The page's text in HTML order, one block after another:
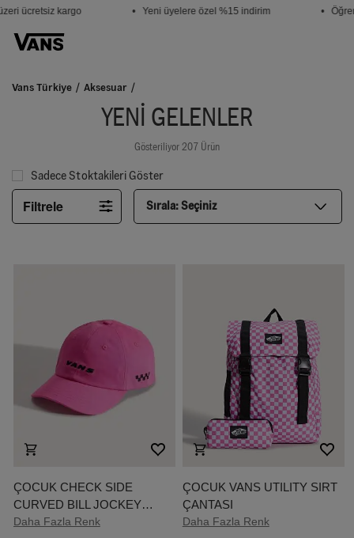
ücretsiz kargo • Yeni üyelere özel %15 indirim •
Vans Türkiye Aksesuar
YENI GELENLER
Gösteriliyor 207 Ürün
Sadece Stoktakileri Göster
Filtrele Sırala:Seçiniz
ÇOCUK CHECK SIDE
CURVED BILL JOCKEY
ŞAPKA (4-8 YAŞ)
Daha Fazla Renk
ÇOCUK VANS UTILITY SIRT
ÇANTASI
Daha Fazla Renk